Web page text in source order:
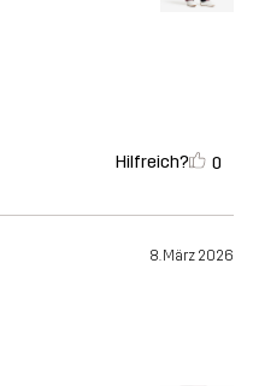
Hilfreich? 0
8. März 2026